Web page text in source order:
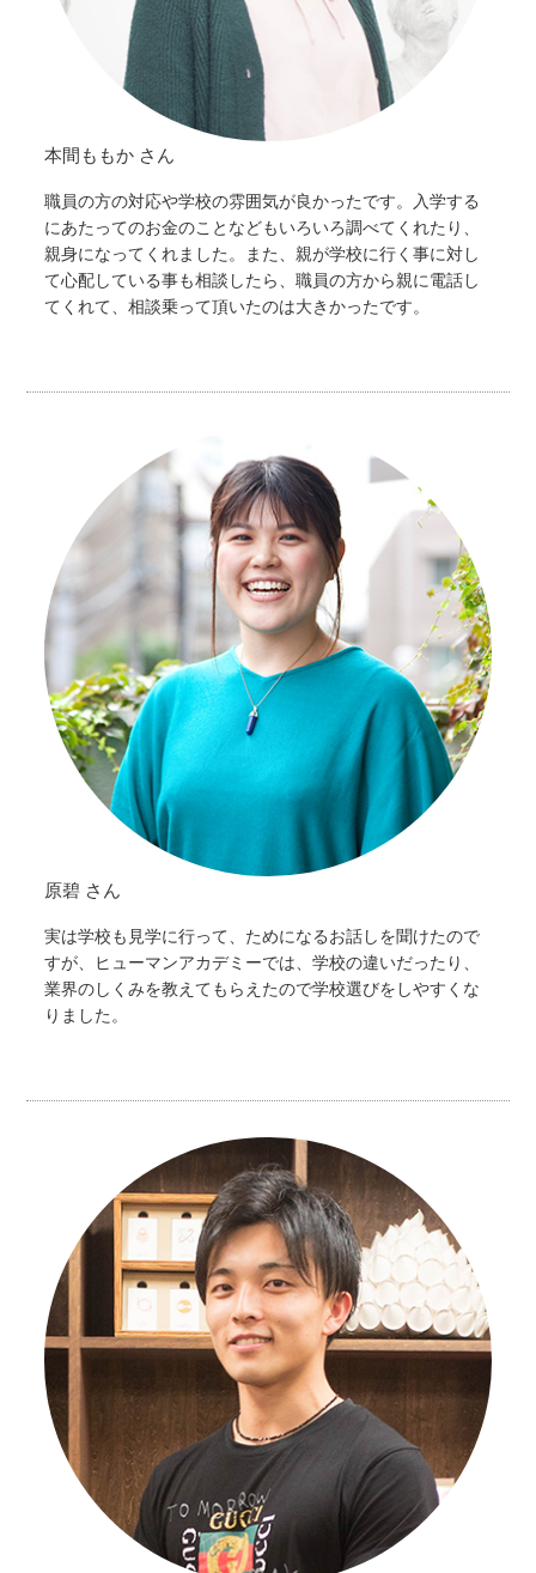
本間ももか さん
職員の方の対応や学校の雰囲気が良かったです。入学する
にあたってのお金のことなどもいろいろ調べてくれたり、
親身になってくれました。また、親が学校に行く事に対し
て心配している事も相談したら、職員の方から親に電話し
てくれて、相談乗って頂いたのは大きかったです。
原碧 さん
実は学校も見学に行って、ためになるお話しを聞けたので
すが、ヒューマンアカデミーでは、学校の違いだったり、
業界のしくみを教えてもらえたので学校選びをしやすくな
りました。